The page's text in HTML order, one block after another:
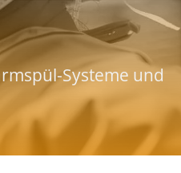
Systeme und